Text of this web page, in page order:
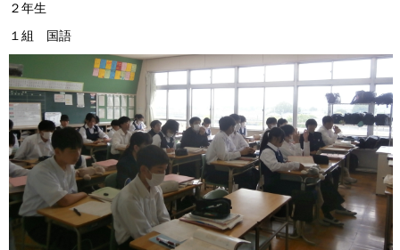
２年生
１組 国語 ２組